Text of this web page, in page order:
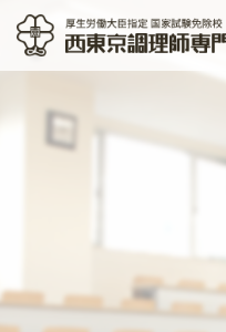
働大臣指定国家試験免